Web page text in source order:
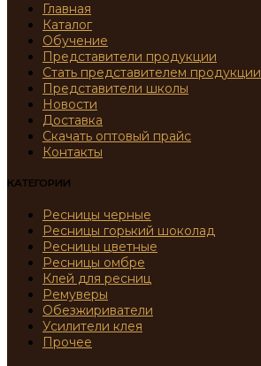
Главная
Каталог
Обучение
Представители продукции
Стать представителем продукции
Представители школы
Новости
Доставка
Скачать оптовый прайс
Контакты
КАТЕГОРИИ
Ресницы черные
Ресницы горький шоколад
Ресницы цветные
Ресницы омбре
Клей для ресниц
Ремуверы
Обезжириватели
Усилители клея
Прочее